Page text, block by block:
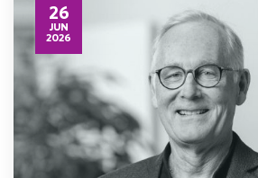
26
JUN
2026